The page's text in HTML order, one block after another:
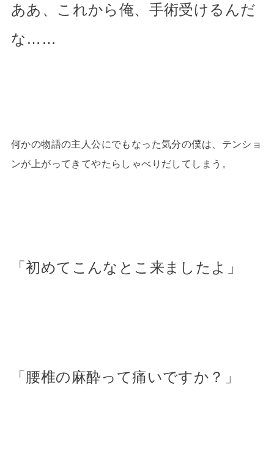
ああ、これから俺、手術受けるんだ
な……
何かの物語の主人公にでもなった気分の僕は、テンショ
ンが上がってきてやたらしゃべりだしてしまう。
「初めてこんなとこ来ましたよ」
「腰椎の麻酔って痛いですか？」